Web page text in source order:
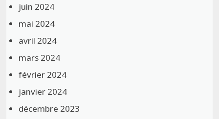
juin 2024
mai 2024
avril 2024
mars 2024
février 2024
janvier 2024
décembre 2023